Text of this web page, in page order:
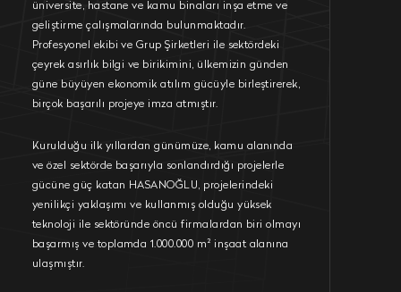
üniversite, hastane ve kamu binaları inşa etme ve
geliştirme çalışmalarında bulunmaktadır.
Profesyonel ekibi ve Grup Şirketleri ile sektördeki
çeyrek asırlık bilgi ve birikimini, ülkemizin günden
güne büyüyen ekonomik atılım gücüyle birleştirerek,
birçok başarılı projeye imza atmıştır.
Kurulduğu ilk yıllardan günümüze, kamu alanında
ve özel sektörde başarıyla sonlandırdığı projelerle
gücüne güç katan HASANOĞLU, projelerindeki
yenilikçi yaklaşımı ve kullanmış olduğu yüksek
teknoloji ile sektöründe öncü firmalardan biri olmayı
başarmış ve toplamda 1.000.000 m² inşaat alanına
ulaşmıştır.